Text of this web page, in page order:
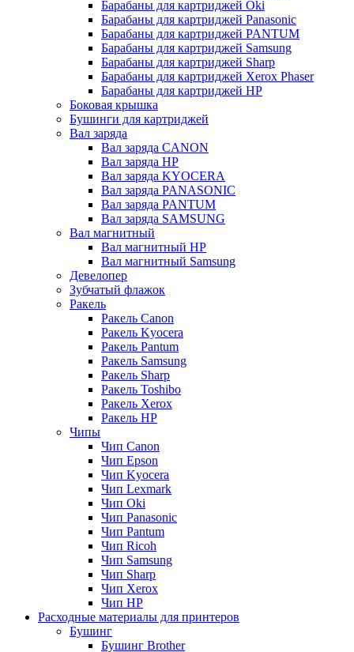
Барабаны для картриджей Oki
Барабаны для картриджей Panasonic
Барабаны для картриджей PANTUM
Барабаны для картриджей Samsung
Барабаны для картриджей Sharp
Барабаны для картриджей Xerox Phaser
Барабаны для картриджей НР
Боковая крышка
Бушинги для картриджей
Вал заряда
Вал заряда CANON
Вал заряда HP
Вал заряда KYOCERA
Вал заряда PANASONIC
Вал заряда PANTUM
Вал заряда SAMSUNG
Вал магнитный
Вал магнитный HP
Вал магнитный Samsung
Девелопер
Зубчатый флажок
Ракель
Ракель Canon
Ракель Kyocera
Ракель Pantum
Ракель Samsung
Ракель Sharp
Ракель Toshibo
Ракель Xerox
Ракель НР
Чипы
Чип Canon
Чип Epson
Чип Kyocera
Чип Lexmark
Чип Oki
Чип Panasonic
Чип Pantum
Чип Ricoh
Чип Samsung
Чип Sharp
Чип Xerox
Чип НР
Расходные материалы для принтеров
Бушинг
Бушинг Brother